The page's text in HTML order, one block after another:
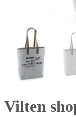
Vilten